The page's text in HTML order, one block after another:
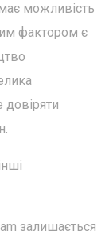
можливість
фактором є
довіряти
залишається